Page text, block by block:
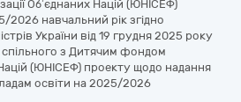
Об’єднаних Націй (ЮНІСЕФ)
2026 навчальний рік згідно
України від 19 грудня 2025 року
спільного з Дитячим фондом
Націй (ЮНІСЕФ) проекту щодо надання
освіти на 2025/2026